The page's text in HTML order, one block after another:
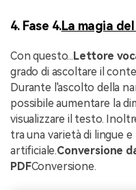
4. Fase 4.La magia
Con questo...Lettore
grado di ascoltare il
Durante l'ascolto della
possibile aumentare la
visualizzare il testo.
tra una varietà di lingue
artificiale.Conversione
PDFConversione.